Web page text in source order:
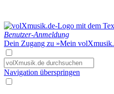
Benutzer-Anmeldung
Dein Zugang zu »Mein
Navigation überspringen